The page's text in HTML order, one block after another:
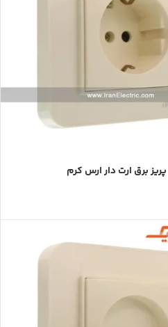
پریز برق ارت دار ارس کرم